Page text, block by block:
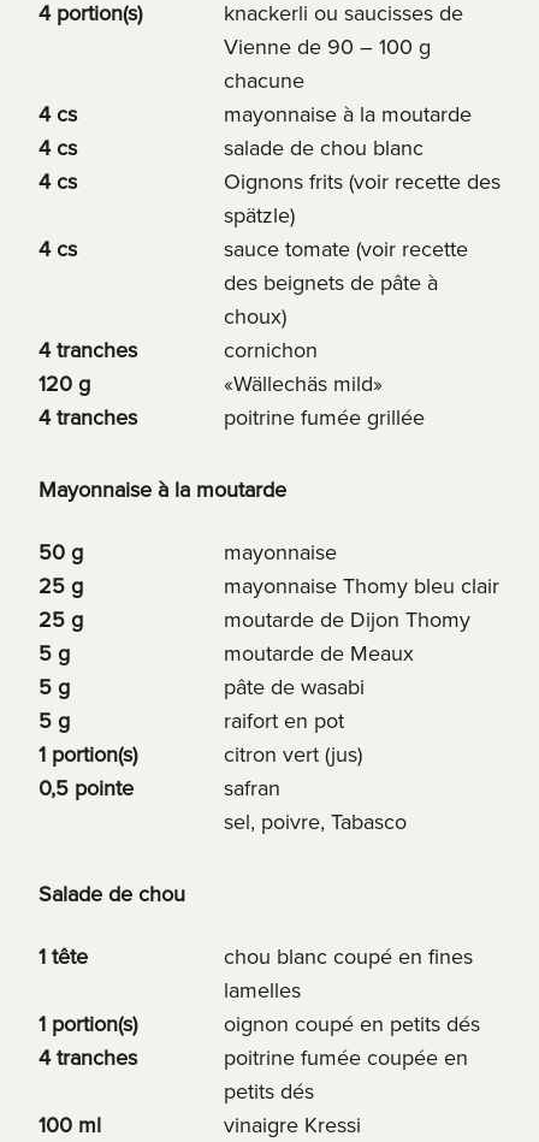
4 portion(s)
knackerli ou saucisses de
Vienne de 90 – 100 g
chacune
4 cs
mayonnaise à la moutarde
4 cs
salade de chou blanc
4 cs
Oignons frits (voir recette des
spätzle)
4 cs
sauce tomate (voir recette
des beignets de pâte à
choux)
4 tranches
cornichon
120 g
«Wällechäs mild»
4 tranches
poitrine fumée grillée
Mayonnaise à la moutarde
50 g
mayonnaise
25 g
mayonnaise Thomy bleu clair
25 g
moutarde de Dijon Thomy
5 g
moutarde de Meaux
5 g
pâte de wasabi
5 g
raifort en pot
1 portion(s)
citron vert (jus)
0,5 pointe
safran
sel, poivre, Tabasco
Salade de chou
1 tête
chou blanc coupé en fines
lamelles
1 portion(s)
oignon coupé en petits dés
4 tranches
poitrine fumée coupée en
petits dés
100 ml
vinaigre Kressi